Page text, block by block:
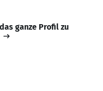
ganze Profil zu